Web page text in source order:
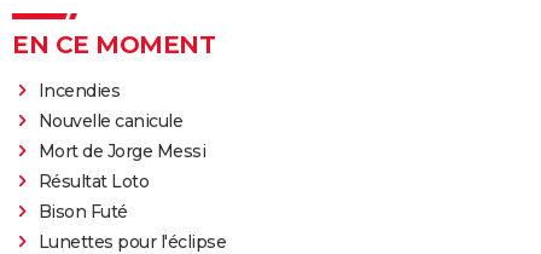
EN CE MOMENT
Incendies
Nouvelle canicule
Mort de Jorge Messi
Résultat Loto
Bison Futé
Lunettes pour l'éclipse